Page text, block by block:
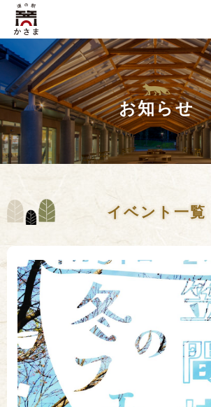
お知らせ
イベント一覧